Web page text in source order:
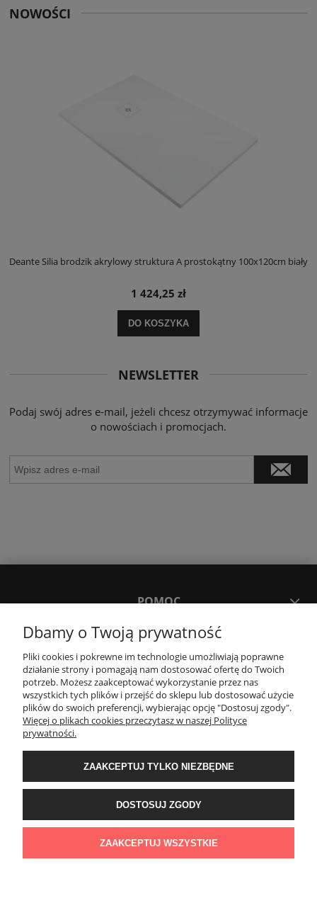
NOWOŚCI
Deante Silia brodzik akrylowy struktura A prostokątny 100x120cm biały
1 424,25 zł
DO KOSZYKA
NEWSLETTER
Podaj swój adres e-mail, jeżeli chcesz otrzymywać informacje
o nowościach i promocjach.
POMOC
MOJE KONTO
PŁATNOŚCI I DOSTAWA
Wyposażenie łazienek Łazienki.eco | Pawła 23, 41-708 Ruda Śląska | E-mail:
sklep@lazienki.eco | Tel.: 600 012 164 lub 600 012 159 | TGS Przemysław
Stoń | NIP: 6312213594 | REGON: 276403698
Dbamy o Twoją prywatność
Pliki cookies i pokrewne im technologie umożliwiają poprawne
działanie strony i pomagają nam dostosować ofertę do Twoich
potrzeb. Możesz zaakceptować wykorzystanie przez nas
wszystkich tych plików i przejść do sklepu lub dostosować użycie
plików do swoich preferencji, wybierając opcję "Dostosuj zgody".
Więcej o plikach cookies przeczytasz w naszej Polityce
prywatności.
ZAAKCEPTUJ TYLKO NIEZBĘDNE
DOSTOSUJ ZGODY
ZAAKCEPTUJ WSZYSTKIE